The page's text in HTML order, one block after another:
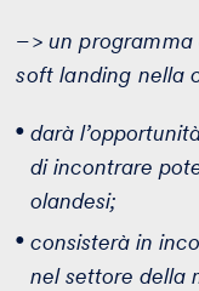
–> un
soft landing nella
darà
di incontrare
olandesi;
consisterà in
nel settore della